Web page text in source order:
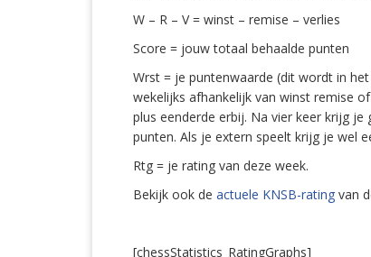
W – R – V = winst – remise – verlies
Score = jouw totaal behaalde punten
Wrst = je puntenwaarde (dit wordt in
wekelijks afhankelijk van winst remise
plus eenderde erbij. Na vier keer krijg
punten. Als je extern speelt krijg je wel
Rtg = je rating van deze week.
Bekijk ook de actuele KNSB-rating van
[chessStatistics_RatingGraphs]